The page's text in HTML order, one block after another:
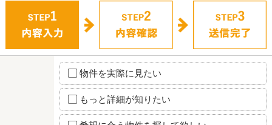
物件を実際に見たい
もっと詳細が知りたい